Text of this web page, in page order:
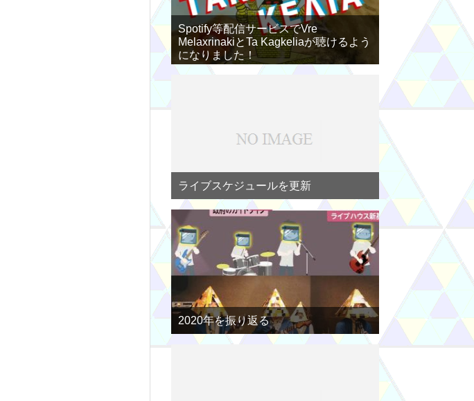
Spotify等配信サービスでVre
MelaxrinakiとTa Kagkeliaが聴けるよう
になりました！
ライブスケジュールを更新
2020年を振り返る